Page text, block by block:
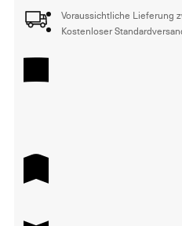
Voraussichtliche Lieferung
Kostenloser